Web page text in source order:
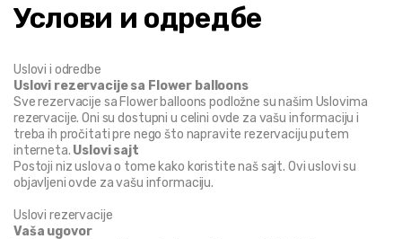
Услови и одредбе
Uslovi i odredbe
Uslovi rezervacije sa Flower balloons
Sve rezervacije sa Flower balloons podložne su našim Uslovima
rezervacije. Oni su dostupni u celini ovde za vašu informaciju i
treba ih pročitati pre nego što napravite rezervaciju putem
interneta. Uslovi sajt
Postoji niz uslova o tome kako koristite naš sajt. Ovi uslovi su
objavljeni ovde za vašu informaciju.
Uslovi rezervacije
Vaša ugovor